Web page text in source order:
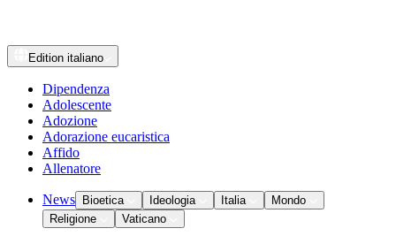
Edition italiano
Dipendenza
Adolescente
Adozione
Adorazione eucaristica
Affido
Allenatore
News Bioetica Ideologia Italia
Mondo
Religione
Vaticano